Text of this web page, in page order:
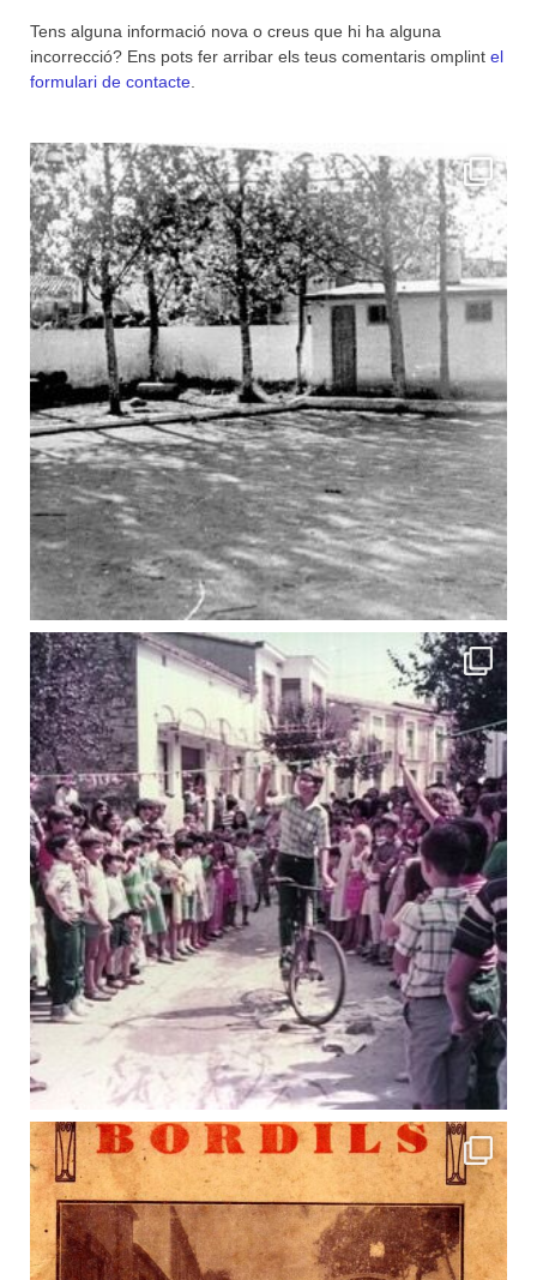
Tens alguna informació nova o creus que hi ha alguna
incorrecció? Ens pots fer arribar els teus comentaris omplint el
formulari de contacte